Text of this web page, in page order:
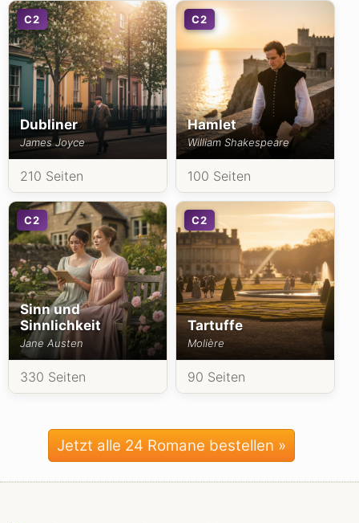
C2
Dubliner
James Joyce
210 Seiten
C2
Hamlet
William Shakespeare
100 Seiten
C2
Sinn und
Sinnlichkeit
Jane Austen
330 Seiten
C2
Tartuffe
Molière
90 Seiten
Jetzt alle 24 Romane bestellen »